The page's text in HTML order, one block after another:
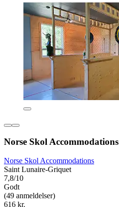
Norse Skol Accommodations
Norse Skol Accommodations
Saint Lunaire-Griquet
7,8/10
Godt
(49 anmeldelser)
616 kr.